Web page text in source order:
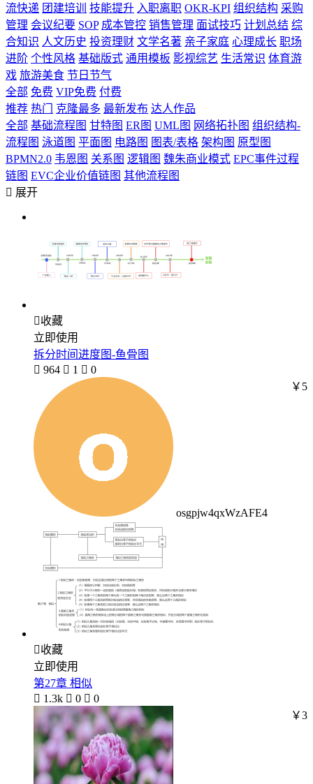
流快递 团建培训 技能提升 入职离职 OKR-KPI 组织结构 采购
管理 会议纪要 SOP 成本管控 销售管理 面试技巧 计划总结 综
合知识 人文历史 投资理财 文学名著 亲子家庭 心理成长 职场
进阶 个性风格 基础版式 通用模板 影视综艺 生活常识 体育游
戏 旅游美食 节日节气
全部 免费 VIP免费 付费
推荐 热门 克隆最多 最新发布 达人作品
全部 基础流程图 甘特图 ER图 UML图 网络拓扑图 组织结构-
流程图 泳道图 平面图 电路图 图表/表格 架构图 原型图
BPMN2.0 韦恩图 关系图 逻辑图 魏朱商业模式 EPC事件过程
链图 EVC企业价值链图 其他流程图
 展开
收藏
立即使用
拆分时间进度图-鱼骨图
 964  1  0
osgpjw4qxWzAFE4
￥5
收藏
立即使用
第27章 相似
 1.3k  0  0
￥3